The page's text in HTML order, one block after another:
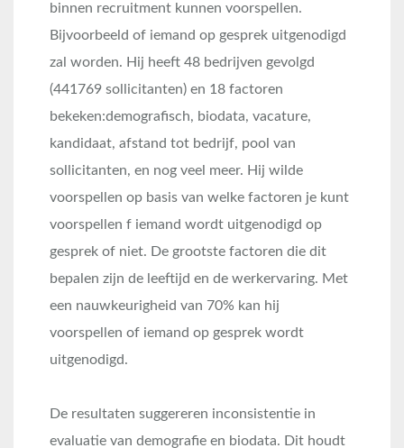
binnen recruitment kunnen voorspellen.
Bijvoorbeeld of iemand op gesprek uitgenodigd
zal worden. Hij heeft 48 bedrijven gevolgd
(441769 sollicitanten) en 18 factoren
bekeken:demografisch, biodata, vacature,
kandidaat, afstand tot bedrijf, pool van
sollicitanten, en nog veel meer. Hij wilde
voorspellen op basis van welke factoren je kunt
voorspellen f iemand wordt uitgenodigd op
gesprek of niet. De grootste factoren die dit
bepalen zijn de leeftijd en de werkervaring. Met
een nauwkeurigheid van 70% kan hij
voorspellen of iemand op gesprek wordt
uitgenodigd.
De resultaten suggereren inconsistentie in
evaluatie van demografie en biodata. Dit houdt